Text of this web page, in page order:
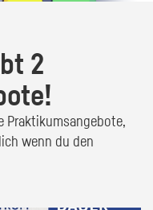
2
Praktikumsangebote,
wenn du den